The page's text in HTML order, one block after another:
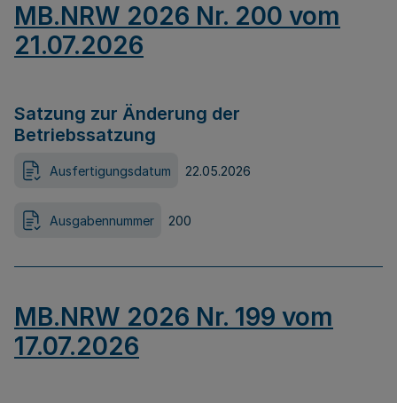
MB.NRW 2026 Nr. 200 vom
21.07.2026
Satzung zur Änderung der
Betriebssatzung
Ausfertigungsdatum 22.05.2026
Ausgabennummer 200
MB.NRW 2026 Nr. 199 vom
17.07.2026